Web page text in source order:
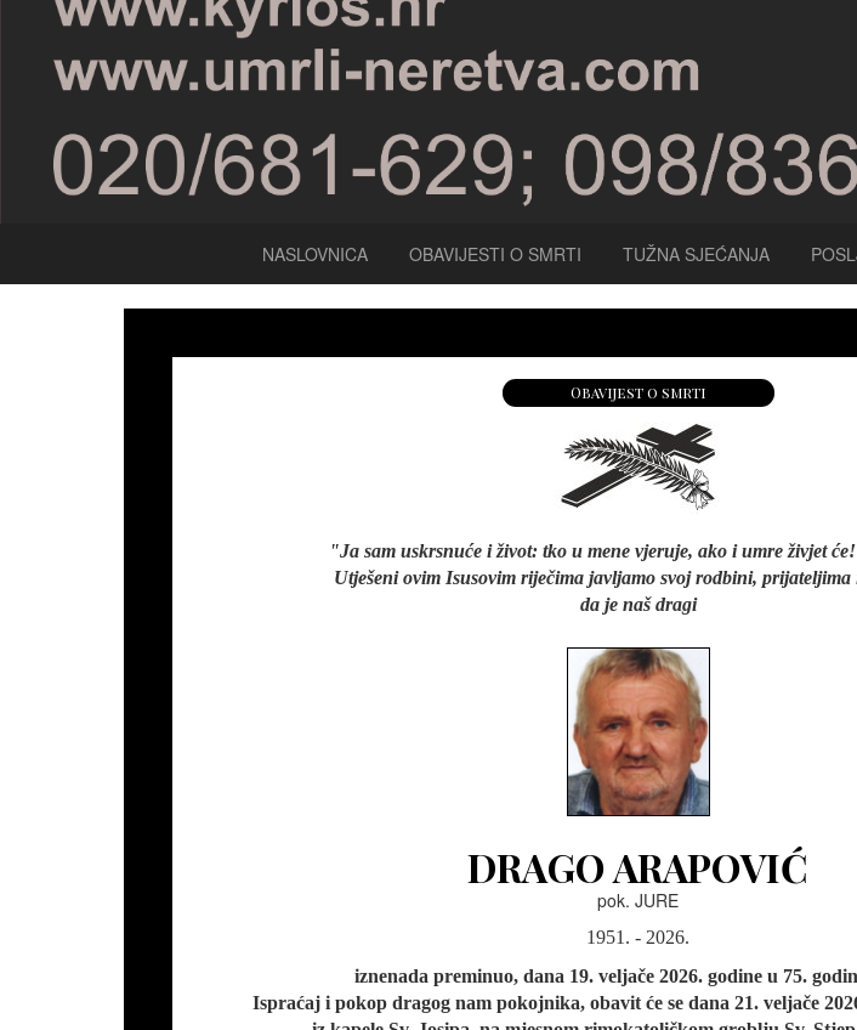
NASLOVNICA OBAVIJESTI O SMRTI TUŽNA SJEĆANJA
Obavijest o smrti
"Ja sam uskrsnuće i život: tko u mene vjeruje, ako i umre živjet
Utješeni ovim Isusovim riječima javljamo svoj rodbini, prijateljima
da je naš dragi
DRAGO ARAPOVIĆ
pok. JURE
1951. - 2026.
iznenada preminuo, dana 19. veljače 2026. godine u 75.
Ispraćaj i pokop dragog nam pokojnika, obavit će se dana 21. veljače